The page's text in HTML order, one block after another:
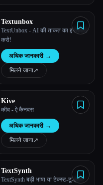
Textunbox
TextUnbox - AI की ताकत का इस्तेमाल
करो!
अधिक जानकारी →
मिलने जाना↗︎
Kive
कीव - ऐ कैनवस
अधिक जानकारी →
मिलने जाना↗︎
TextSynth
TextSynth बड़ी भाषा या टेक्स्ट-टू-इमेज